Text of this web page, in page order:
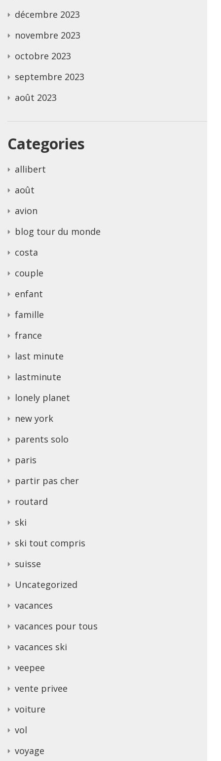
décembre 2023
novembre 2023
octobre 2023
septembre 2023
août 2023
Categories
allibert
août
avion
blog tour du monde
costa
couple
enfant
famille
france
last minute
lastminute
lonely planet
new york
parents solo
paris
partir pas cher
routard
ski
ski tout compris
suisse
Uncategorized
vacances
vacances pour tous
vacances ski
veepee
vente privee
voiture
vol
voyage